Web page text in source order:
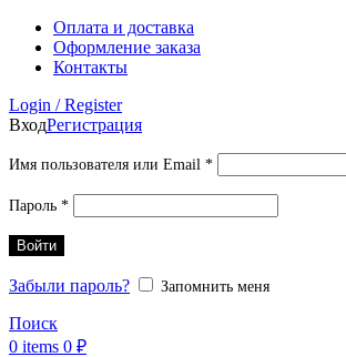
Оплата и доставка
Оформление заказа
Контакты
Login / Register
ВходРегистрация
Имя пользователя или Email *Обязательно
Пароль *Обязательно
Войти
Забыли пароль? Запомнить меня
Поиск
0 items 0 ₽